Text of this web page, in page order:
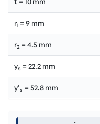
t = 10 mm
r1 = 9 mm
r2 = 4.5 mm
ys = 22.2 mm
y's = 52.8 mm